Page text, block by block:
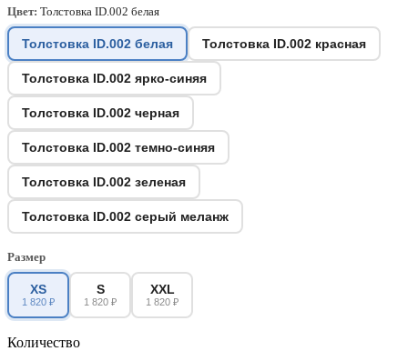
Цвет: Толстовка ID.002 белая
Толстовка ID.002 белая Толстовка ID.002 красная
Толстовка ID.002 ярко-синяя
Толстовка ID.002 черная
Толстовка ID.002 темно-синяя
Толстовка ID.002 зеленая
Толстовка ID.002 серый меланж
Размер
XS
1 820 ₽
S
1 820 ₽
XXL
1 820 ₽
Количество